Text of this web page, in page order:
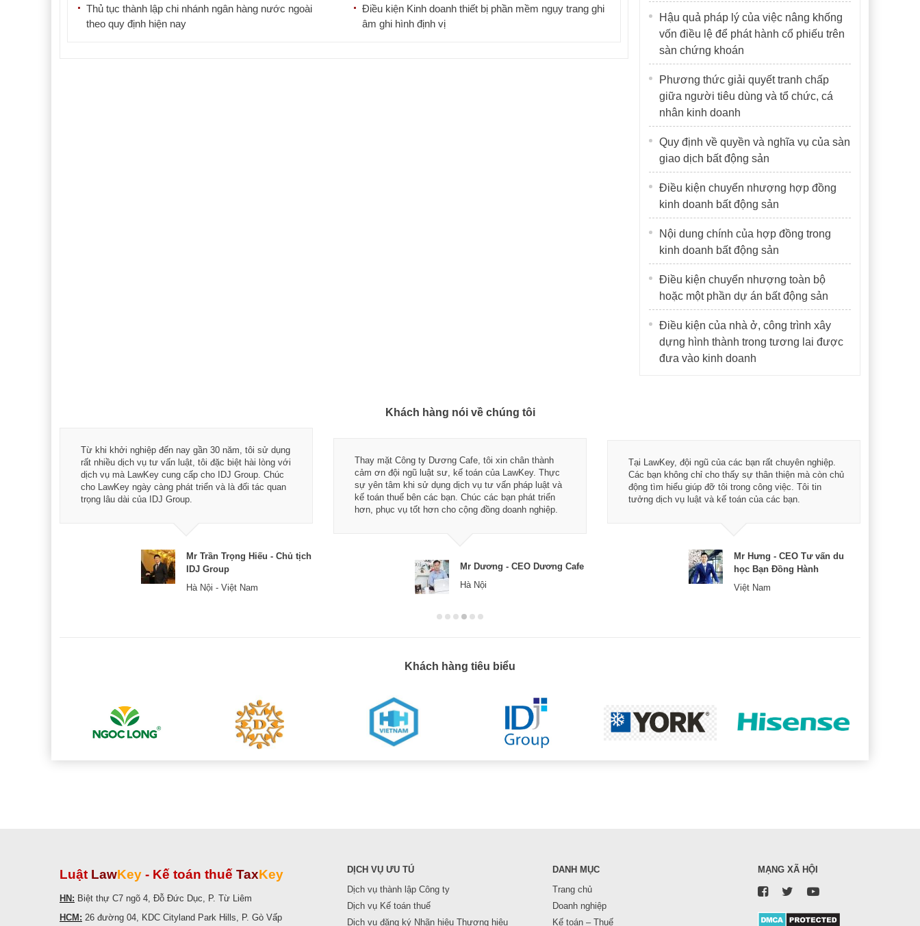
Thủ tục thành lập chi nhánh ngân hàng nước ngoài
theo quy định hiện nay
Điều kiện Kinh doanh thiết bị phần mềm ngụy trang ghi
âm ghi hình định vị
Hậu quả pháp lý của việc nâng khống
vốn điều lệ để phát hành cổ phiếu trên
sàn chứng khoán
Phương thức giải quyết tranh chấp
giữa người tiêu dùng và tổ chức, cá
nhân kinh doanh
Quy định về quyền và nghĩa vụ của sàn
giao dịch bất động sản
Điều kiện chuyển nhượng hợp đồng
kinh doanh bất động sản
Nội dung chính của hợp đồng trong
kinh doanh bất động sản
Điều kiện chuyển nhượng toàn bộ
hoặc một phần dự án bất động sản
Điều kiện của nhà ở, công trình xây
dựng hình thành trong tương lai được
đưa vào kinh doanh
Khách hàng nói về chúng tôi
Từ khi khởi nghiệp đến nay gần 30 năm, tôi sử dụng
rất nhiều dịch vụ tư vấn luật, tôi đặc biệt hài lòng với
dịch vụ mà LawKey cung cấp cho IDJ Group. Chúc
cho LawKey ngày càng phát triển và là đối tác quan
trọng lâu dài của IDJ Group.
Mr Trần Trọng Hiếu - Chủ tịch
IDJ Group
Hà Nội - Việt Nam
Thay mặt Công ty Dương Cafe, tôi xin chân thành
cảm ơn đội ngũ luật sư, kế toán của LawKey. Thực
sự yên tâm khi sử dụng dịch vụ tư vấn pháp luật và
kế toán thuế bên các bạn. Chúc các bạn phát triển
hơn, phục vụ tốt hơn cho cộng đồng doanh nghiệp.
Mr Dương - CEO Dương Cafe
Hà Nội
Tại LawKey, đội ngũ của các bạn rất chuyên nghiệp.
Các bạn không chỉ cho thấy sự thân thiện mà còn chủ
động tìm hiểu giúp đỡ tôi trong công việc. Tôi tin
tưởng dịch vụ luật và kế toán của các bạn.
Mr Hưng - CEO Tư vấn du
học Bạn Đồng Hành
Việt Nam
Khách hàng tiêu biểu
Luật LawKey - Kế toán thuế TaxKey
HN: Biệt thự C7 ngõ 4, Đỗ Đức Dục, P. Từ Liêm
HCM: 26 đường 04, KDC Cityland Park Hills, P. Gò Vấp
DỊCH VỤ ƯU TÚ
Dịch vụ thành lập Công ty
Dịch vụ Kế toán thuế
Dịch vụ đăng ký Nhãn hiệu Thương hiệu
DANH MỤC
Trang chủ
Doanh nghiệp
Kế toán – Thuế
MẠNG XÃ HỘI